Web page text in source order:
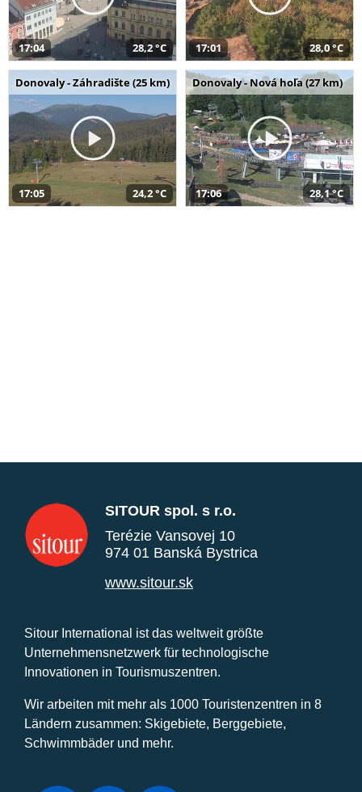
17:04 28,2 °C 17:01 28,0 °C
Donovaly - Záhradište (25 km)
17:05 24,2 °C
Donovaly - Nová hoľa (27 km)
17:06 28,1 °C
SITOUR spol. s r.o.
Terézie Vansovej 10
974 01 Banská Bystrica
www.sitour.sk
Sitour International ist das weltweit größte
Unternehmensnetzwerk für technologische
Innovationen in Tourismuszentren.
Wir arbeiten mit mehr als 1000 Touristenzentren in 8
Ländern zusammen: Skigebiete, Berggebiete,
Schwimmbäder und mehr.